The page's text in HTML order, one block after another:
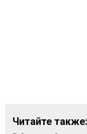
Читайте также: